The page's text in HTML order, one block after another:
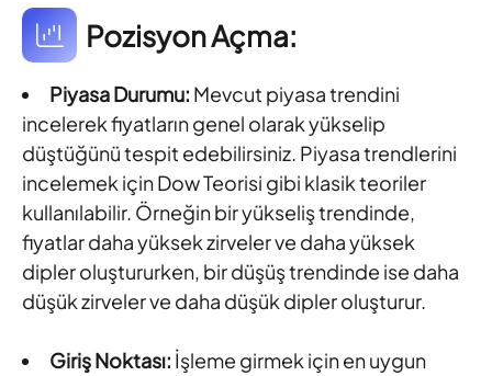
Pozisyon Açma:
Piyasa Durumu: Mevcut piyasa trendini
incelerek fiyatların genel olarak yükselip
düştüğünü tespit edebilirsiniz. Piyasa trendlerini
incelemek için Dow Teorisi gibi klasik teoriler
kullanılabilir. Örneğin bir yükseliş trendinde,
fiyatlar daha yüksek zirveler ve daha yüksek
dipler oluştururken, bir düşüş trendinde ise daha
düşük zirveler ve daha düşük dipler oluşturur.
Giriş Noktası: İşleme girmek için en uygun